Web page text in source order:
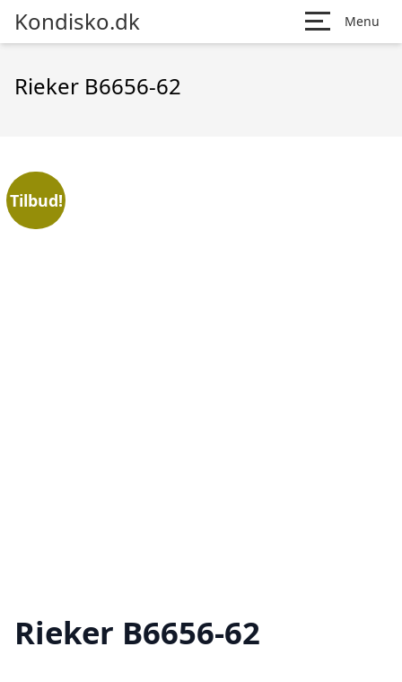
Kondisko.dk Menu
Rieker B6656-62
Tilbud!
Rieker B6656-62